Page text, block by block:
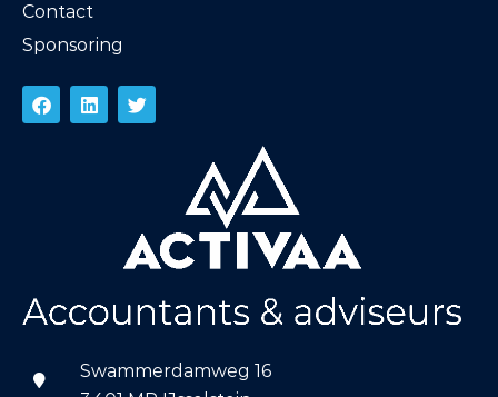
Contact
Sponsoring
Swammerdamweg 16